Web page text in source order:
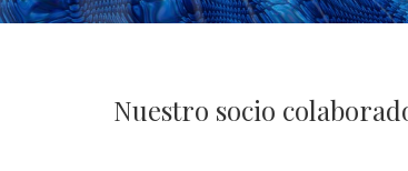
Nuestro socio